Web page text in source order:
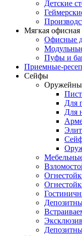
Детские
Мягкая офисная
Офисные
Пуфы и
Приемные-
Сейфы
Для
Для